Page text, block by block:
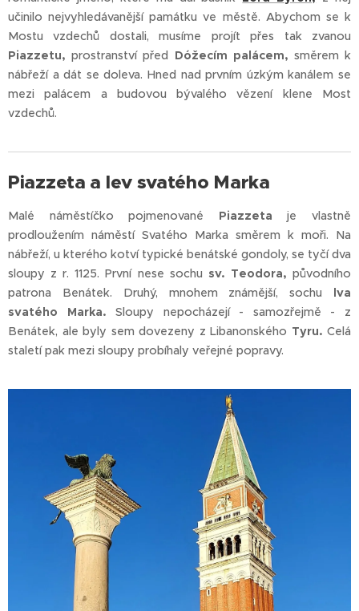
učinilo nejvyhledávanější památku ve městě. Abychom se k
Mostu vzdechů dostali, musíme projít přes tak zvanou
Piazzetu, prostranství před Dóžecím palácem, směrem k
nábřeží a dát se doleva. Hned nad prvním úzkým kanálem se
mezi palácem a budovou bývalého vězení klene Most
vzdechů.
Piazzeta a lev svatého Marka
Malé náměstíčko pojmenované Piazzeta je vlastně
prodloužením náměstí Svatého Marka směrem k moři. Na
nábřeží, u kterého kotví typické benátské gondoly, se tyčí dva
sloupy z r. 1125. První nese sochu sv. Teodora, původního
patrona Benátek. Druhý, mnohem známější, sochu
lva
svatého Marka. Sloupy nepocházejí - samozřejmě - z
Benátek, ale byly sem dovezeny z Libanonského Tyru. Celá
staletí pak mezi sloupy probíhaly veřejné popravy.